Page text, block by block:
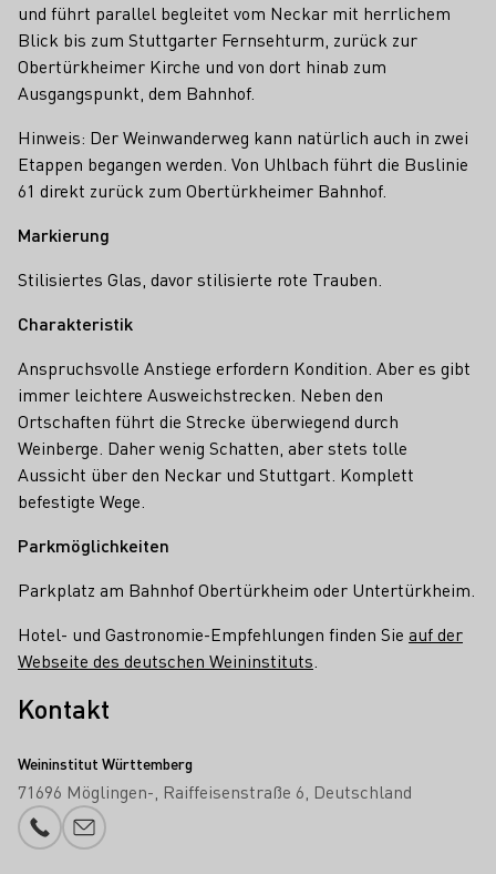
und führt parallel begleitet vom Neckar mit herrlichem
Blick bis zum Stuttgarter Fernsehturm, zurück zur
Obertürkheimer Kirche und von dort hinab zum
Ausgangspunkt, dem Bahnhof.
Hinweis: Der Weinwanderweg kann natürlich auch in zwei
Etappen begangen werden. Von Uhlbach führt die Buslinie
61 direkt zurück zum Obertürkheimer Bahnhof.
Markierung
Stilisiertes Glas, davor stilisierte rote Trauben.
Charakteristik
Anspruchsvolle Anstiege erfordern Kondition. Aber es gibt
immer leichtere Ausweichstrecken. Neben den
Ortschaften führt die Strecke überwiegend durch
Weinberge. Daher wenig Schatten, aber stets tolle
Aussicht über den Neckar und Stuttgart. Komplett
befestigte Wege.
Parkmöglichkeiten
Parkplatz am Bahnhof Obertürkheim oder Untertürkheim.
Hotel- und Gastronomie-Empfehlungen finden Sie auf der
Webseite des deutschen Weininstituts
Kontakt
Weininstitut Württemberg
71696 Möglingen- Raiffeisenstraße 6 Deutschland
Telefonnummer
E-Mail-Adresse